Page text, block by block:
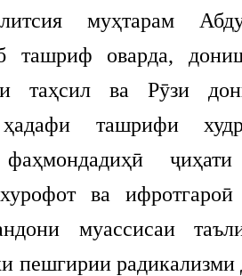
муҳтарам
ташриф оварда,
таҳсил ва Рӯзи
ташрифи
ва
муассисаи
пешгирии радикализми